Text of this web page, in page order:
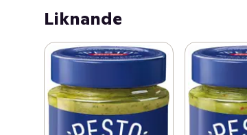
Liknande